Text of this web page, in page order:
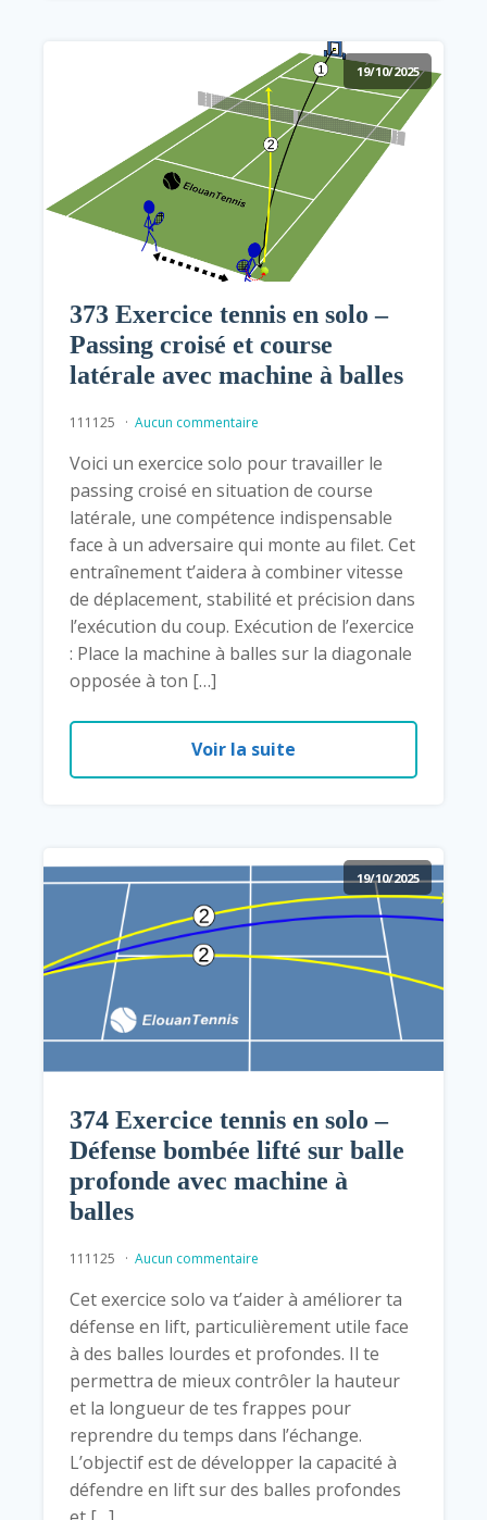
19/10/2025
373 Exercice tennis en solo –
Passing croisé et course
latérale avec machine à balles
111125 Aucun commentaire
Voici un exercice solo pour travailler le
passing croisé en situation de course
latérale, une compétence indispensable
face à un adversaire qui monte au filet. Cet
entraînement t’aidera à combiner vitesse
de déplacement, stabilité et précision dans
l’exécution du coup. Exécution de l’exercice
: Place la machine à balles sur la diagonale
opposée à ton […]
Voir la suite
19/10/2025
374 Exercice tennis en solo –
Défense bombée lifté sur balle
profonde avec machine à
balles
111125 Aucun commentaire
Cet exercice solo va t’aider à améliorer ta
défense en lift, particulièrement utile face
à des balles lourdes et profondes. Il te
permettra de mieux contrôler la hauteur
et la longueur de tes frappes pour
reprendre du temps dans l’échange.
L’objectif est de développer la capacité à
défendre en lift sur des balles profondes